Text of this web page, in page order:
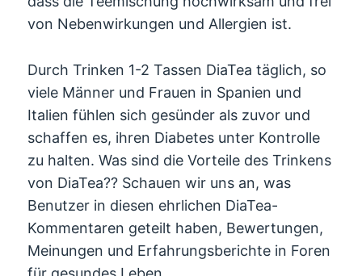
von Nebenwirkungen und Allergien ist.
Durch Trinken 1-2 Tassen DiaTea täglich, so
viele Männer und Frauen in Spanien und
Italien fühlen sich gesünder als zuvor und
schaffen es, ihren Diabetes unter Kontrolle
zu halten. Was sind die Vorteile des Trinkens
von DiaTea?? Schauen wir uns an, was
Benutzer in diesen ehrlichen DiaTea-
Kommentaren geteilt haben, Bewertungen,
Meinungen und Erfahrungsberichte in Foren